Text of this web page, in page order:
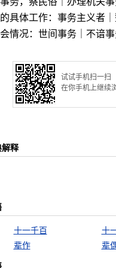
具体工作：事务主义者｜
情况：世间事务｜不谙
试试手机扫一扫
在你手机上继续
释
十一千百 十
辈作 辈